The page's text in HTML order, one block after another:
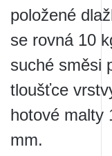
položené
se rovná 10
suché směsi
tloušťce
hotové malty
mm.